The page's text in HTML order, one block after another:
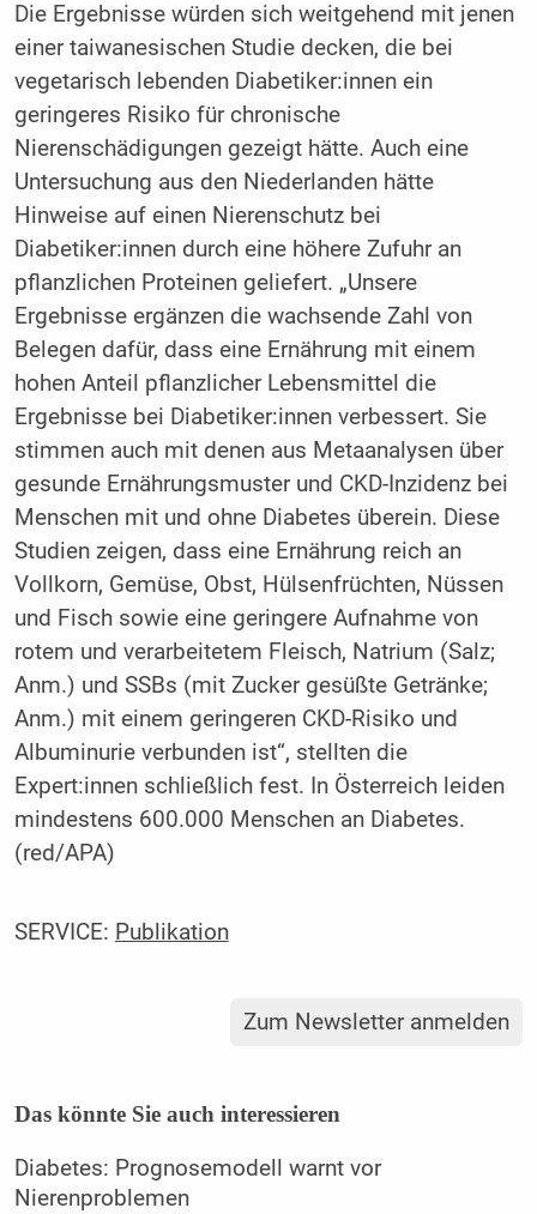
Die Ergebnisse würden sich weitgehend mit jenen
einer taiwanesischen Studie decken, die bei
vegetarisch lebenden Diabetiker:innen ein
geringeres Risiko für chronische
Nierenschädigungen gezeigt hätte. Auch eine
Untersuchung aus den Niederlanden hätte
Hinweise auf einen Nierenschutz bei
Diabetiker:innen durch eine höhere Zufuhr an
pflanzlichen Proteinen geliefert. „Unsere
Ergebnisse ergänzen die wachsende Zahl von
Belegen dafür, dass eine Ernährung mit einem
hohen Anteil pflanzlicher Lebensmittel die
Ergebnisse bei Diabetiker:innen verbessert. Sie
stimmen auch mit denen aus Metaanalysen über
gesunde Ernährungsmuster und CKD-Inzidenz bei
Menschen mit und ohne Diabetes überein. Diese
Studien zeigen, dass eine Ernährung reich an
Vollkorn, Gemüse, Obst, Hülsenfrüchten, Nüssen
und Fisch sowie eine geringere Aufnahme von
rotem und verarbeitetem Fleisch, Natrium (Salz;
Anm.) und SSBs (mit Zucker gesüßte Getränke;
Anm.) mit einem geringeren CKD-Risiko und
Albuminurie verbunden ist“, stellten die
Expert:innen schließlich fest. In Österreich leiden
mindestens 600.000 Menschen an Diabetes.
(red/APA)
SERVICE: Publikation
Zum Newsletter anmelden
Das könnte Sie auch interessieren
Diabetes: Prognosemodell warnt vor
Nierenproblemen